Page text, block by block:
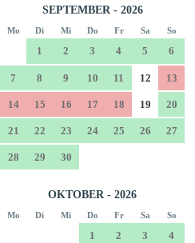
SEPTEMBER - 2026
Mo Di Mi Do Fr Sa So
1 2 3 4 5 6
7 8 9 10 11 12 13
14 15 16 17 18 19 20
21 22 23 24 25 26 27
28 29 30
OKTOBER - 2026
Mo Di Mi Do Fr Sa So
1 2 3 4